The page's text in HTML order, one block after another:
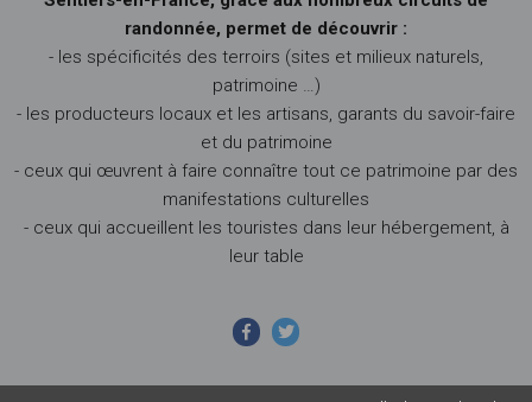
randonnée, permet de découvrir :
- les spécificités des terroirs (sites et milieux naturels,
patrimoine …)
- les producteurs locaux et les artisans, garants du savoir-faire
et du patrimoine
- ceux qui œuvrent à faire connaître tout ce patrimoine par des
manifestations culturelles
- ceux qui accueillent les touristes dans leur hébergement, à
leur table